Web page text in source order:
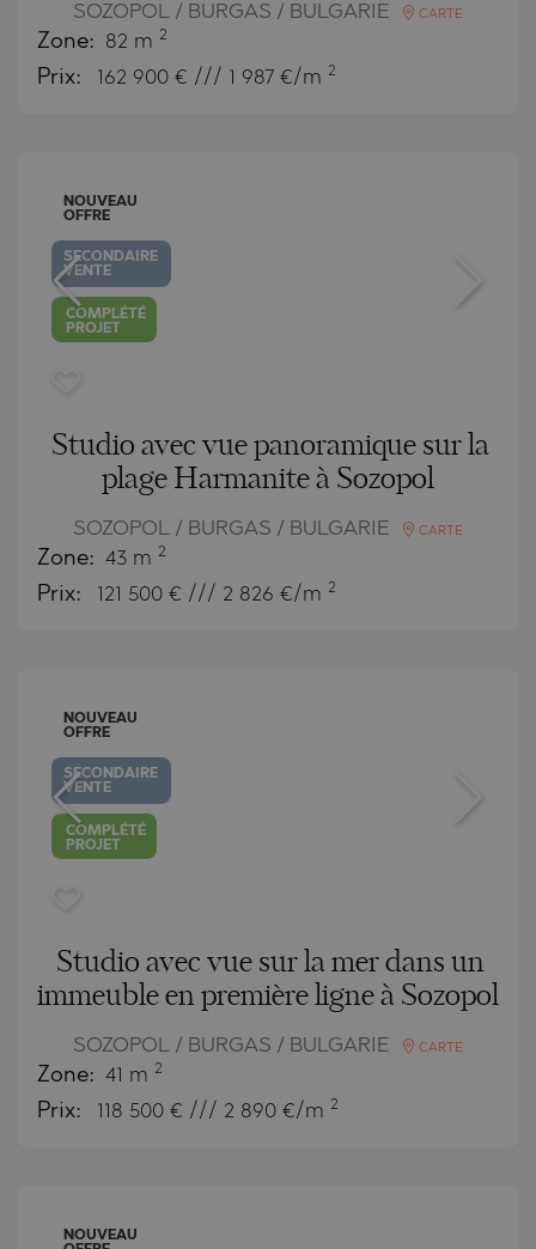
SOZOPOL / BURGAS / BULGARIE CARTE
Zone: 82 m 2
Prix: 162 900 € /// 1 987 €/m 2
NOUVEAU
OFFRE
SECONDAIRE
VENTE
COMPLÉTÉ
PROJET
Studio avec vue panoramique sur la
plage Harmanite à Sozopol
SOZOPOL / BURGAS / BULGARIE CARTE
Zone: 43 m 2
Prix: 121 500 € /// 2 826 €/m 2
NOUVEAU
OFFRE
SECONDAIRE
VENTE
COMPLÉTÉ
PROJET
Studio avec vue sur la mer dans un
immeuble en première ligne à Sozopol
SOZOPOL / BURGAS / BULGARIE CARTE
Zone: 41 m 2
Prix: 118 500 € /// 2 890 €/m 2
NOUVEAU